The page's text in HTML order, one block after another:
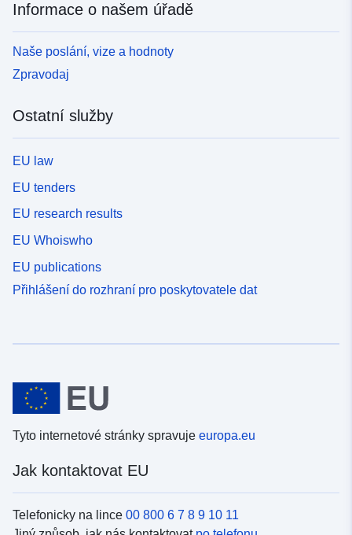
Informace o našem úřadě
Naše poslání, vize a hodnoty
Zpravodaj
Ostatní služby
EU law
EU tenders
EU research results
EU Whoiswho
EU publications
Přihlášení do rozhraní pro poskytovatele dat
Tyto internetové stránky spravuje europa.eu
Jak kontaktovat EU
Telefonicky na lince 00 800 6 7 8 9 10 11